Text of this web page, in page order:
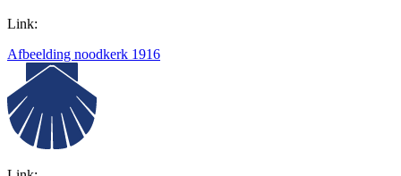
Link:
Afbeelding noodkerk 1916